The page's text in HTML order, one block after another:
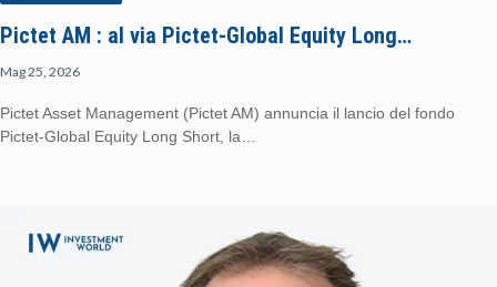
Pictet AM : al via Pictet-Global Equity Long…
Mag 25, 2026
Pictet Asset Management (Pictet AM) annuncia il lancio del fondo
Pictet-Global Equity Long Short, la…